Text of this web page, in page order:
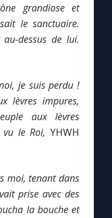
grandiose et
le sanctuaire.
dessus de lui.
je suis perdu !
lèvres impures,
aux lèvres
le Roi, YHWH
moi, tenant dans
prise avec des
la bouche et